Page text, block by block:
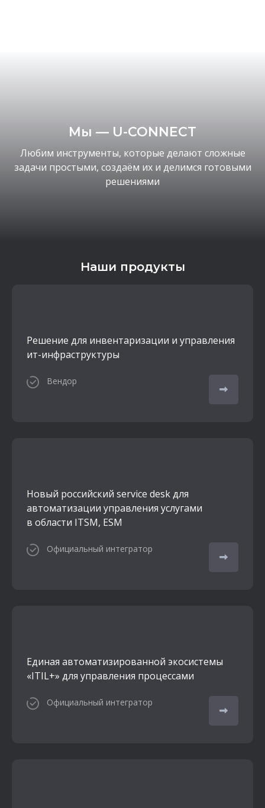
Мы — U-CONNECT
Любим инструменты, которые делают сложные
задачи простыми, создаём их и делимся готовыми
решениями
Наши продукты
Решение для инвентаризации и управления
ит-инфраструктуры
Вендор
Новый российский service desk для
автоматизации управления услугами
в области ITSM, ESM
Официальный интегратор
Единая автоматизированной экосистемы
«ITIL+» для управления процессами
Официальный интегратор